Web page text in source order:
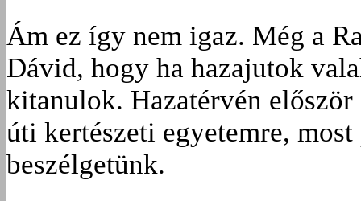
Ám ez így nem igaz. Még a
Dávid, hogy ha hazajutok
kitanulok. Hazatérvén
úti kertészeti egyetemre,
beszélgetünk.